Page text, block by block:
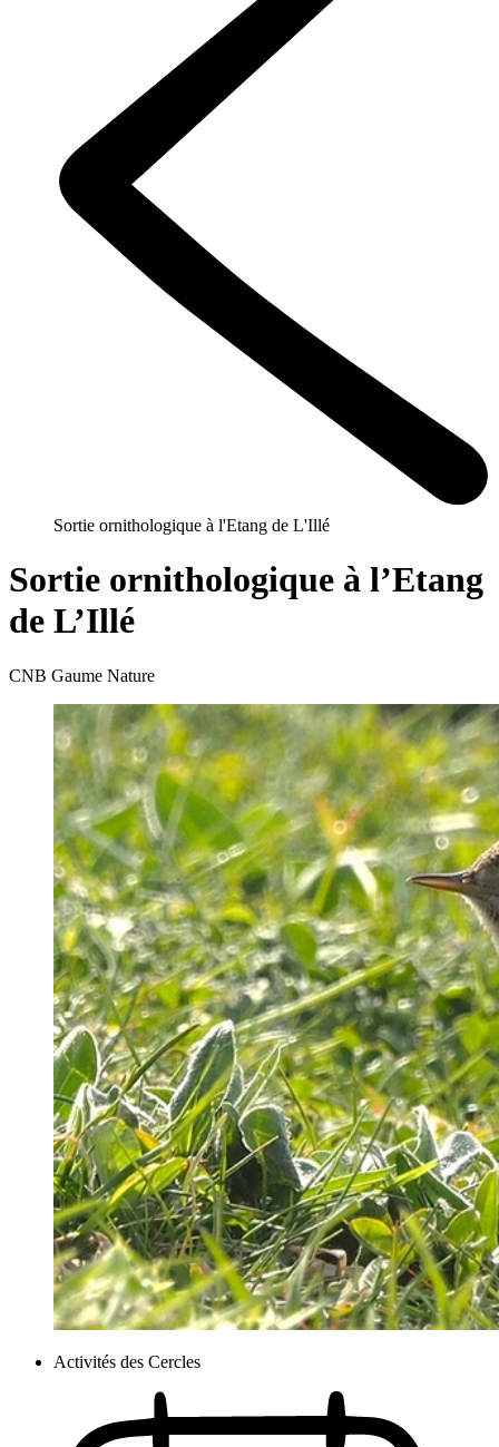
Sortie ornithologique à l'Etang de L'Illé
Sortie ornithologique à l’Etang
de L’Illé
CNB Gaume Nature
Activités des Cercles